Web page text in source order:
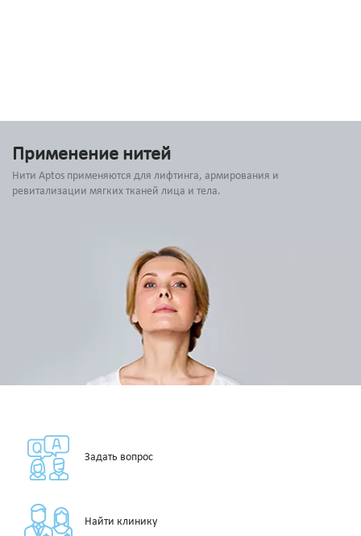
Применение нитей
Нити Aptos применяются для лифтинга, армирования и
ревитализации мягких тканей лица и тела.
Задать вопрос
Найти клинику